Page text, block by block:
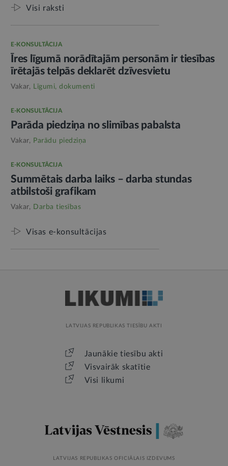
Visi raksti
E-KONSULTĀCIJA
Īres līgumā norādītajām personām ir tiesības
īrētajās telpās deklarēt dzīvesvietu
Vakar, Līgumi, dokumenti
E-KONSULTĀCIJA
Parāda piedziņa no slimības pabalsta
Vakar, Parādu piedziņa
E-KONSULTĀCIJA
Summētais darba laiks – darba stundas
atbilstoši grafikam
Vakar, Darba tiesības
Visas e-konsultācijas
LATVIJAS REPUBLIKAS TIESĪBU AKTI
Jaunākie tiesību akti
Visvairāk skatītie
Visi likumi
LATVIJAS REPUBLIKAS OFICIĀLAIS IZDEVUMS